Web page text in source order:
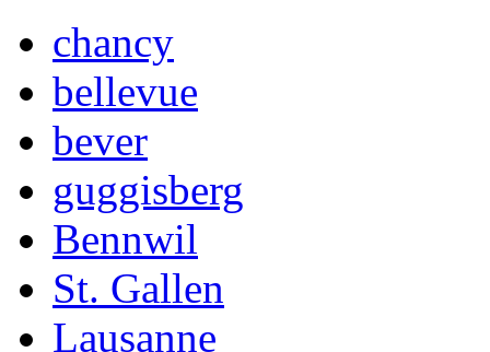
chancy
bellevue
bever
guggisberg
Bennwil
St. Gallen
Lausanne